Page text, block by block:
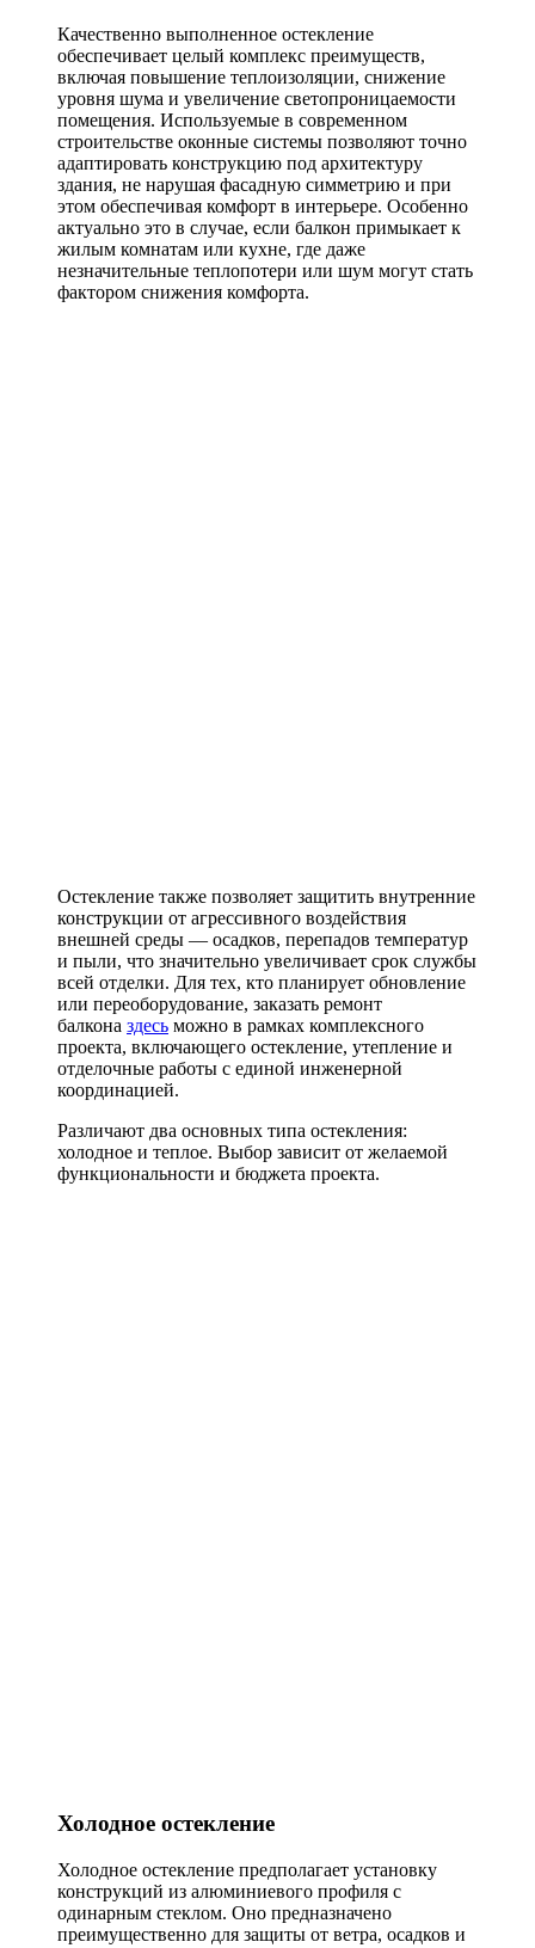
Качественно выполненное остекление
обеспечивает целый комплекс преимуществ,
включая повышение теплоизоляции, снижение
уровня шума и увеличение светопроницаемости
помещения. Используемые в современном
строительстве оконные системы позволяют точно
адаптировать конструкцию под архитектуру
здания, не нарушая фасадную симметрию и при
этом обеспечивая комфорт в интерьере. Особенно
актуально это в случае, если балкон примыкает к
жилым комнатам или кухне, где даже
незначительные теплопотери или шум могут стать
фактором снижения комфорта.
Остекление также позволяет защитить внутренние
конструкции от агрессивного воздействия
внешней среды — осадков, перепадов температур
и пыли, что значительно увеличивает срок службы
всей отделки. Для тех, кто планирует обновление
или переоборудование, заказать ремонт
балкона здесь можно в рамках комплексного
проекта, включающего остекление, утепление и
отделочные работы с единой инженерной
координацией.
Различают два основных типа остекления:
холодное и теплое. Выбор зависит от желаемой
функциональности и бюджета проекта.
Холодное остекление
Холодное остекление предполагает установку
конструкций из алюминиевого профиля с
одинарным стеклом. Оно предназначено
преимущественно для защиты от ветра, осадков и